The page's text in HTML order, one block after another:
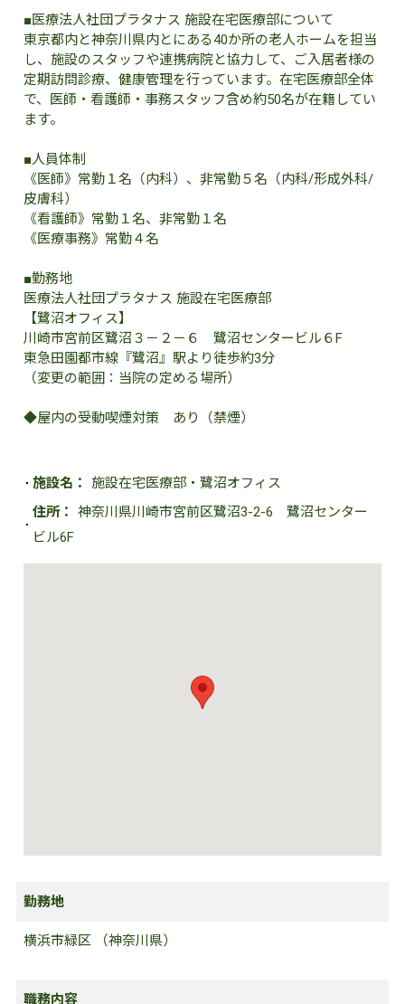
■医療法人社団プラタナス 施設在宅医療部について
東京都内と神奈川県内とにある40か所の老人ホームを担当
し、施設のスタッフや連携病院と協力して、ご入居者様の
定期訪問診療、健康管理を行っています。在宅医療部全体
で、医師・看護師・事務スタッフ含め約50名が在籍してい
ます。
■人員体制
《医師》常勤１名（内科）、非常勤５名（内科/形成外科/
皮膚科）
《看護師》常勤１名、非常勤１名
《医療事務》常勤４名
■勤務地
医療法人社団プラタナス 施設在宅医療部
【鷺沼オフィス】
川崎市宮前区鷺沼３－２－６ 鷺沼センタービル６F
東急田園都市線『鷺沼』駅より徒歩約3分
（変更の範囲：当院の定める場所）
◆屋内の受動喫煙対策 あり（禁煙）
施設名：
施設在宅医療部・鷺沼オフィス
住所：
神奈川県川崎市宮前区鷺沼3-2-6 鷺沼センター
ビル6F
勤務地
横浜市緑区 （神奈川県）
職務内容